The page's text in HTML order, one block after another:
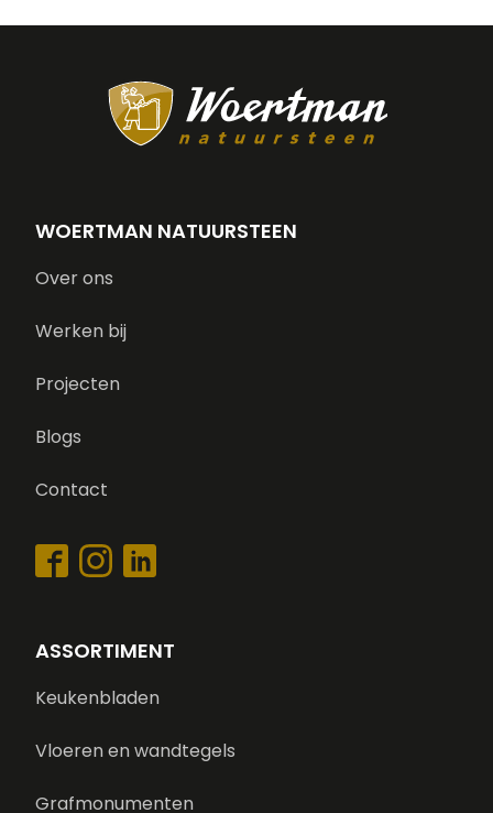
WOERTMAN NATUURSTEEN
Over ons
Werken bij
Projecten
Blogs
Contact
ASSORTIMENT
Keukenbladen
Vloeren en wandtegels
Grafmonumenten